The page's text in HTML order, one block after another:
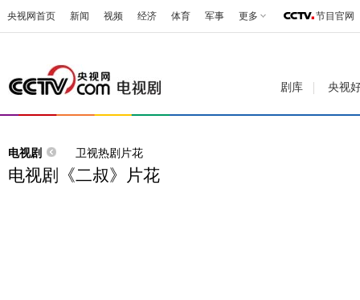
央视网首页 新闻 视频 经济 体育 军事 更多 节目官网
剧库 央视
电视剧 卫视热剧片花
电视剧《二叔》片花